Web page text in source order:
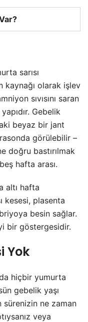
sarısı
olarak işlev
sıvısını saran
Gebelik
beyaz bir jant
görülebilir –
doğru bastırılmak
hafta arası.
altı hafta
kesesi, plasenta
besin sağlar.
bir göstergesidir.
Yok
hiçbir yumurta
gebelik yaşı
sürenizin ne zaman
veya